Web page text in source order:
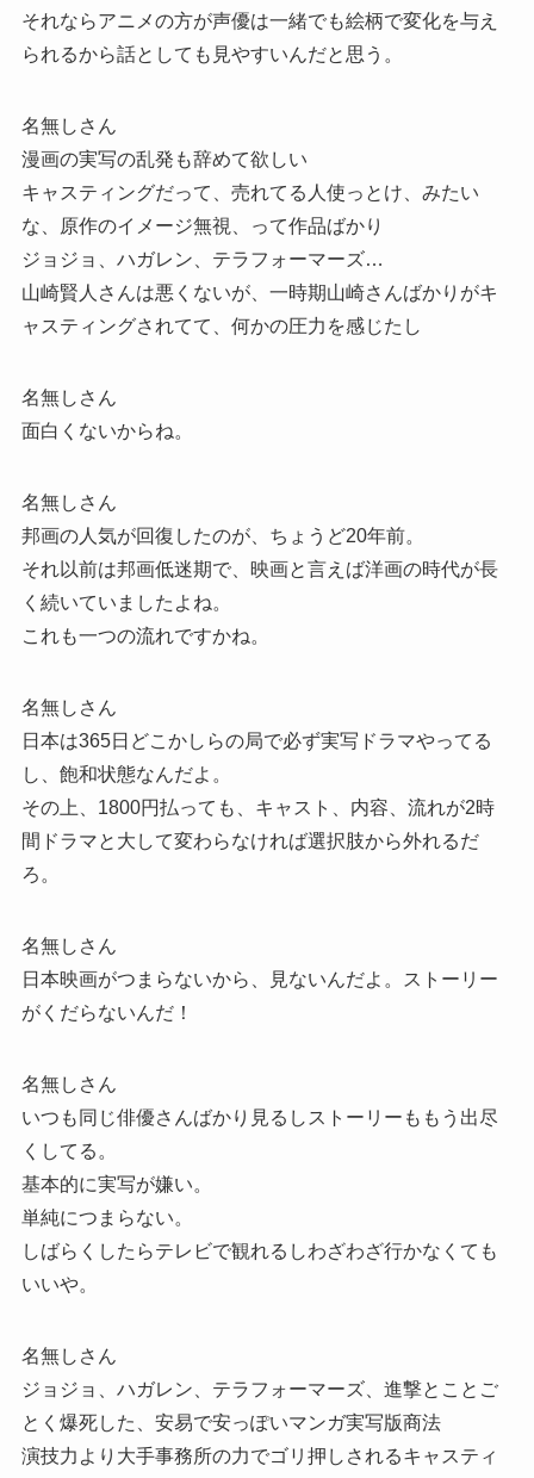
それならアニメの方が声優は一緒でも絵柄で変化を与え
られるから話としても見やすいんだと思う。
名無しさん
漫画の実写の乱発も辞めて欲しい
キャスティングだって、売れてる人使っとけ、みたい
な、原作のイメージ無視、って作品ばかり
ジョジョ、ハガレン、テラフォーマーズ…
山崎賢人さんは悪くないが、一時期山崎さんばかりがキ
ャスティングされてて、何かの圧力を感じたし
名無しさん
面白くないからね。
名無しさん
邦画の人気が回復したのが、ちょうど20年前。
それ以前は邦画低迷期で、映画と言えば洋画の時代が長
く続いていましたよね。
これも一つの流れですかね。
名無しさん
日本は365日どこかしらの局で必ず実写ドラマやってる
し、飽和状態なんだよ。
その上、1800円払っても、キャスト、内容、流れが2時
間ドラマと大して変わらなければ選択肢から外れるだ
ろ。
名無しさん
日本映画がつまらないから、見ないんだよ。ストーリー
がくだらないんだ！
名無しさん
いつも同じ俳優さんばかり見るしストーリーももう出尽
くしてる。
基本的に実写が嫌い。
単純につまらない。
しばらくしたらテレビで観れるしわざわざ行かなくても
いいや。
名無しさん
ジョジョ、ハガレン、テラフォーマーズ、進撃とことご
とく爆死した、安易で安っぽいマンガ実写版商法
演技力より大手事務所の力でゴリ押しされるキャスティ